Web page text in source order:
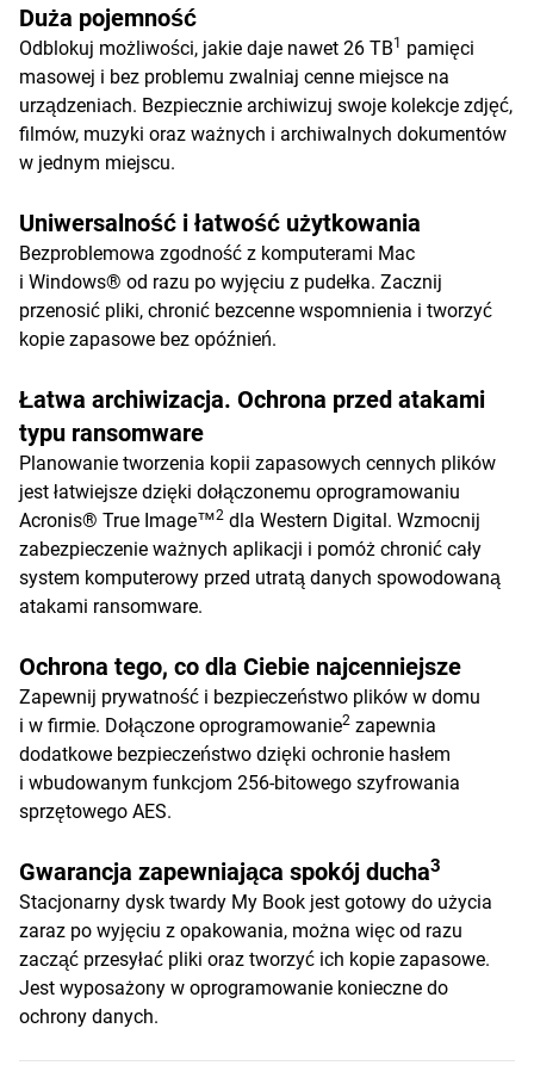
Duża pojemność
Odblokuj możliwości, jakie daje nawet 26 TB1
pamięci
masowej i bez problemu zwalniaj cenne miejsce na
urządzeniach. Bezpiecznie archiwizuj swoje kolekcje zdjęć,
filmów, muzyki oraz ważnych i archiwalnych dokumentów
w jednym miejscu.
Uniwersalność i łatwość użytkowania
Bezproblemowa zgodność z komputerami Mac
i Windows® od razu po wyjęciu z pudełka. Zacznij
przenosić pliki, chronić bezcenne wspomnienia i tworzyć
kopie zapasowe bez opóźnień.
Łatwa archiwizacja. Ochrona przed atakami
typu ransomware
Planowanie tworzenia kopii zapasowych cennych plików
jest łatwiejsze dzięki dołączonemu oprogramowaniu
Acronis® True Image™2 dla Western Digital. Wzmocnij
zabezpieczenie ważnych aplikacji i pomóż chronić cały
system komputerowy przed utratą danych spowodowaną
atakami ransomware.
Ochrona tego, co dla Ciebie najcenniejsze
Zapewnij prywatność i bezpieczeństwo plików w domu
i w firmie. Dołączone oprogramowanie2 zapewnia
dodatkowe bezpieczeństwo dzięki ochronie hasłem
i wbudowanym funkcjom 256-bitowego szyfrowania
sprzętowego AES.
Gwarancja zapewniająca spokój ducha3
Stacjonarny dysk twardy My Book jest gotowy do użycia
zaraz po wyjęciu z opakowania, można więc od razu
zacząć przesyłać pliki oraz tworzyć ich kopie zapasowe.
Jest wyposażony w oprogramowanie konieczne do
ochrony danych.